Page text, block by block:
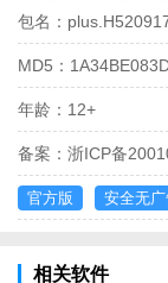
包名：
MD5：
年龄： 12+
备案： 浙ICP备
官方版 安全无
相关软件